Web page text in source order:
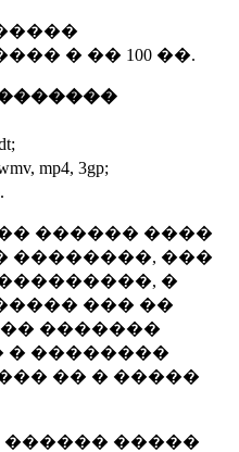
� �� 100 ��.
mp4, 3gp;
������ ����
��������, ���
�
��� ��
�������
� ��������
�� � �����
������ �����